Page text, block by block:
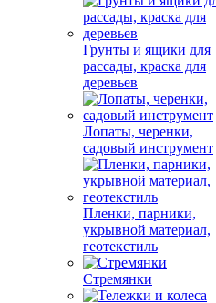
Грунты и ящики для
рассады, краска для
деревьев
Лопаты, черенки,
садовый инструмент
Пленки, парники,
укрывной материал,
геотекстиль
Стремянки